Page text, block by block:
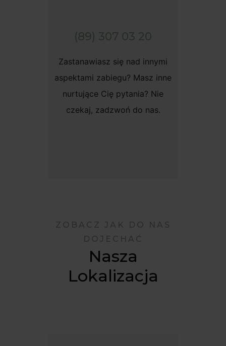
(89) 307 03 20
Zastanawiasz się nad innymi
aspektami zabiegu? Masz inne
nurtujące Cię pytania? Nie
czekaj, zadzwoń do nas.
ZOBACZ JAK DO NAS
DOJECHAĆ
Nasza
Lokalizacja